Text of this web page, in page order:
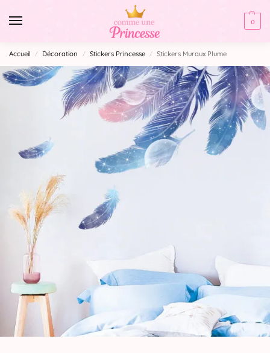
0
Accueil / Décoration / Stickers Princesse / Stickers Muraux Plume